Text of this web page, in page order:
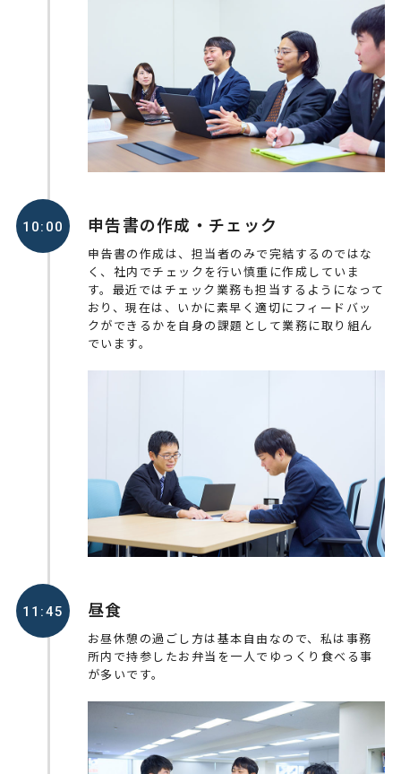
10:00 申告書の作成・チェック
申告書の作成は、担当者のみで完結するのではな
く、社内でチェックを行い慎重に作成していま
す。最近ではチェック業務も担当するようになって
おり、現在は、いかに素早く適切にフィードバッ
クができるかを自身の課題として業務に取り組ん
でいます。
11:45 昼食
お昼休憩の過ごし方は基本自由なので、私は事務
所内で持参したお弁当を一人でゆっくり食べる事
が多いです。